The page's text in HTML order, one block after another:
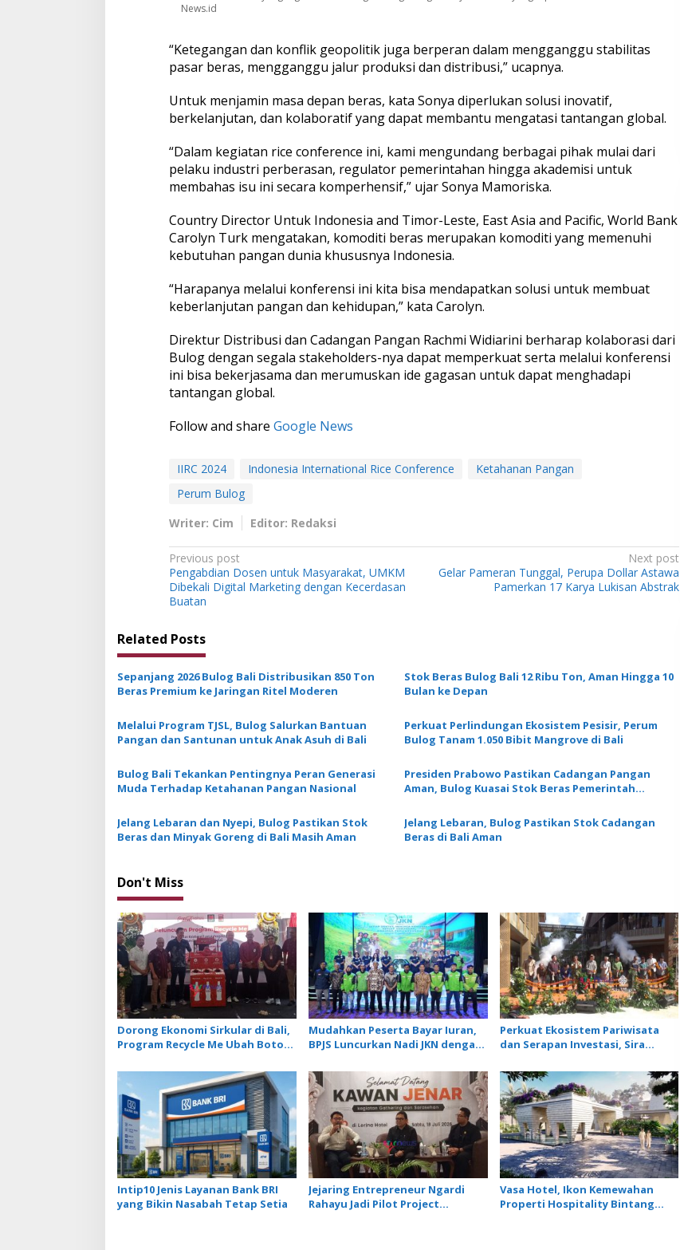
News.id
“Ketegangan dan konflik geopolitik juga berperan dalam mengganggu stabilitas
pasar beras, mengganggu jalur produksi dan distribusi,” ucapnya.
Untuk menjamin masa depan beras, kata Sonya diperlukan solusi inovatif,
berkelanjutan, dan kolaboratif yang dapat membantu mengatasi tantangan global.
“Dalam kegiatan rice conference ini, kami mengundang berbagai pihak mulai dari
pelaku industri perberasan, regulator pemerintahan hingga akademisi untuk
membahas isu ini secara komperhensif,” ujar Sonya Mamoriska.
Country Director Untuk Indonesia and Timor-Leste, East Asia and Pacific, World Bank
Carolyn Turk mengatakan, komoditi beras merupakan komoditi yang memenuhi
kebutuhan pangan dunia khususnya Indonesia.
“Harapanya melalui konferensi ini kita bisa mendapatkan solusi untuk membuat
keberlanjutan pangan dan kehidupan,” kata Carolyn.
Direktur Distribusi dan Cadangan Pangan Rachmi Widiarini berharap kolaborasi dari
Bulog dengan segala stakeholders-nya dapat memperkuat serta melalui konferensi
ini bisa bekerjasama dan merumuskan ide gagasan untuk dapat menghadapi
tantangan global.
Follow and share Google News
IIRC 2024 Indonesia International Rice Conference
Ketahanan Pangan
Perum Bulog
Writer: Cim
Editor: Redaksi
P
o
s
t
n
a
v
i
g
a
t
o
Previous post
Pengabdian Dosen untuk Masyarakat, UMKM
Dibekali Digital Marketing dengan Kecerdasan
Buatan
Next post
Gelar Pameran Tunggal, Perupa Dollar Astawa
Pamerkan 17 Karya Lukisan Abstrak
Related Posts
Sepanjang 2026 Bulog Bali Distribusikan 850 Ton
Beras Premium ke Jaringan Ritel Moderen
Stok Beras Bulog Bali 12 Ribu Ton, Aman Hingga 10
Bulan ke Depan
Melalui Program TJSL, Bulog Salurkan Bantuan
Pangan dan Santunan untuk Anak Asuh di Bali
Perkuat Perlindungan Ekosistem Pesisir, Perum
Bulog Tanam 1.050 Bibit Mangrove di Bali
Bulog Bali Tekankan Pentingnya Peran Generasi
Muda Terhadap Ketahanan Pangan Nasional
Presiden Prabowo Pastikan Cadangan Pangan
Aman, Bulog Kuasai Stok Beras Pemerintah
Jelang Lebaran dan Nyepi, Bulog Pastikan Stok
Beras dan Minyak Goreng di Bali Masih Aman
Jelang Lebaran, Bulog Pastikan Stok Cadangan
Beras di Bali Aman
Don't Miss
Dorong Ekonomi Sirkular di Bali,
Program Recycle Me Ubah Botol
Baru
Mudahkan Peserta Bayar Iuran,
BPJS Luncurkan Nadi JKN dengan
Perkuat Ekosistem Pariwisata
dan Serapan Investasi, Sira
Dibuka di KEK Kura Kura
Intip10 Jenis Layanan Bank BRI
yang Bikin Nasabah Tetap Setia
Jejaring Entrepreneur Ngardi
Rahayu Jadi Pilot Project
Vasa Hotel, Ikon Kemewahan
Properti Hospitality Bintang